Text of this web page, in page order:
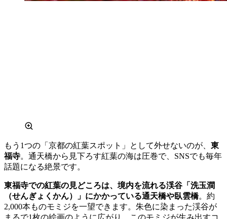
もう1つの「京都の紅葉スポット」として外せないのが、 東
福寺。通天橋から見下ろす紅葉の海は圧巻で、SNSでも毎年
話題になる絶景です。
東福寺での紅葉の見どころは、境内を流れる渓谷「洗玉澗
（せんぎょくかん）」にかかっている通天橋や臥雲橋。約
2,000本ものモミジを一望できます。朱色に染まった渓谷が